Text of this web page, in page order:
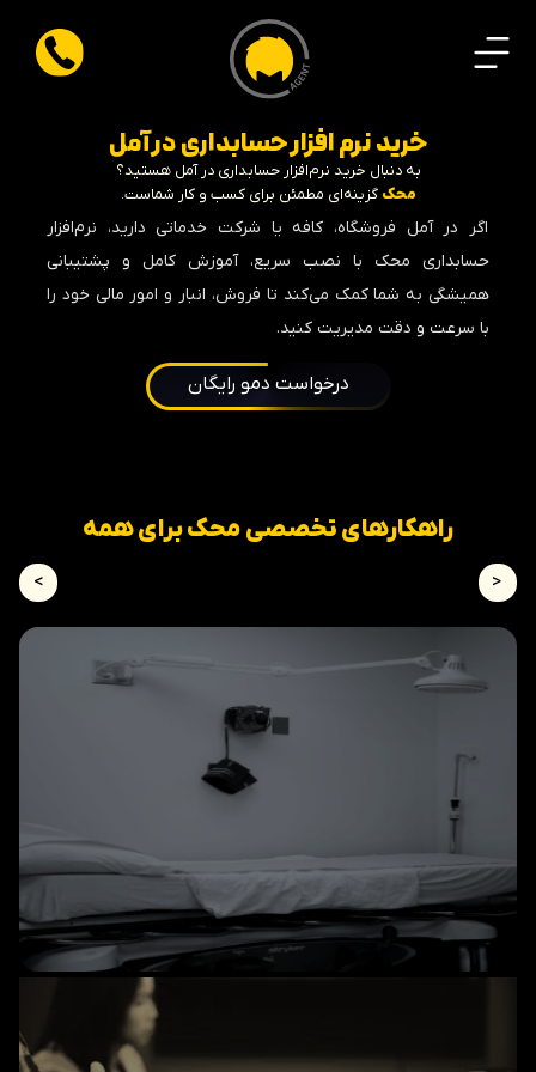
خرید نرم افزار حسابداری در آمل
به دنبال خرید نرم‌افزار حسابداری در آمل هستید؟
محک گزینه‌ای مطمئن برای کسب‌ و کار شماست.
اگر در آمل فروشگاه، کافه یا شرکت خدماتی دارید، نرم‌افزار
حسابداری محک با نصب سریع، آموزش کامل و پشتیبانی
همیشگی به شما کمک می‌کند تا فروش، انبار و امور مالی خود را
با سرعت و دقت مدیریت کنید.
درخواست دمو رایگان
راهکار‌های تخصصی محک برای همه
<
>
مطب پزشک